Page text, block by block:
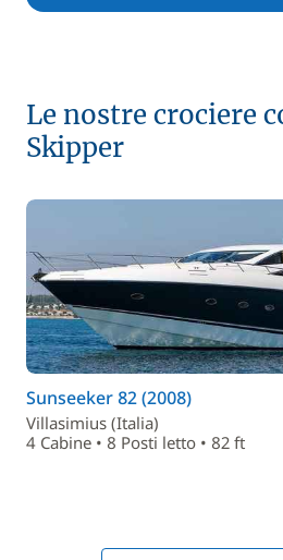
Le nostre crociere
Skipper
Sunseeker 82 (2008)
Villasimius (Italia)
4 Cabine • 8 Posti letto • 82 ft